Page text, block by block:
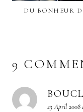
DU BONHEUR
9
23 April 2008